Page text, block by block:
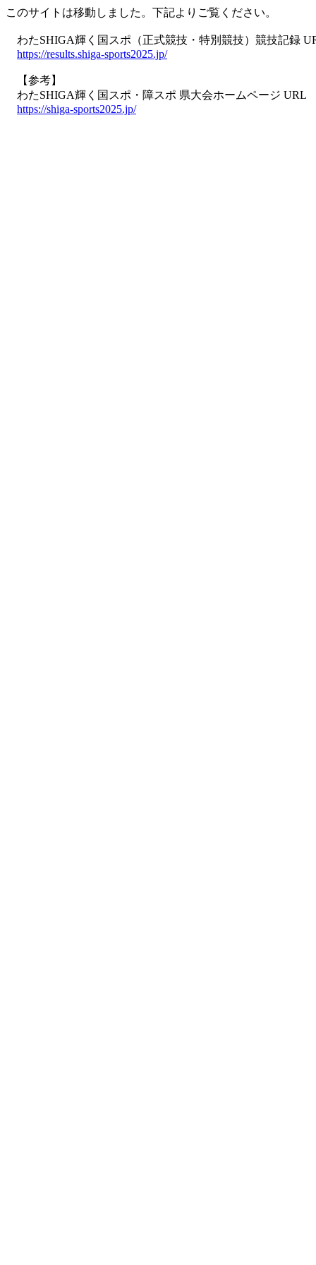
このサイトは移動しました。下記よりご覧ください。
わたSHIGA輝く国スポ（正式競技・特別競技）競技記録
https://results.shiga-sports2025.jp/
【参考】
わたSHIGA輝く国スポ・障スポ 県大会ホームページ URL
https://shiga-sports2025.jp/